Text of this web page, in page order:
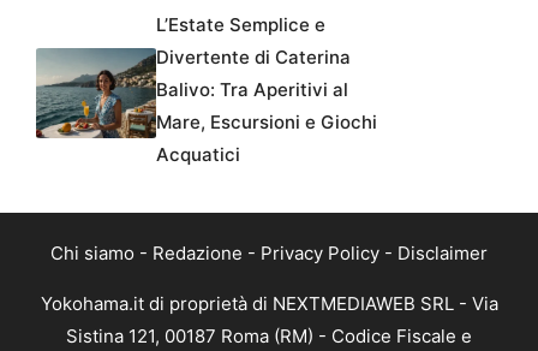
L’Estate Semplice e
Divertente di Caterina
Balivo: Tra Aperitivi al
Mare, Escursioni e Giochi
Acquatici
Chi siamo - Redazione - Privacy Policy - Disclaimer
Yokohama.it di proprietà di NEXTMEDIAWEB SRL - Via
Sistina 121, 00187 Roma (RM) - Codice Fiscale e